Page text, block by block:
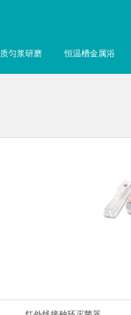
匀浆研磨 恒温槽金属浴